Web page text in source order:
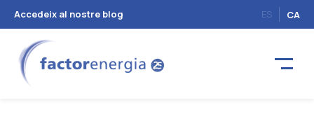
Accedeix al nostre blog ES CA